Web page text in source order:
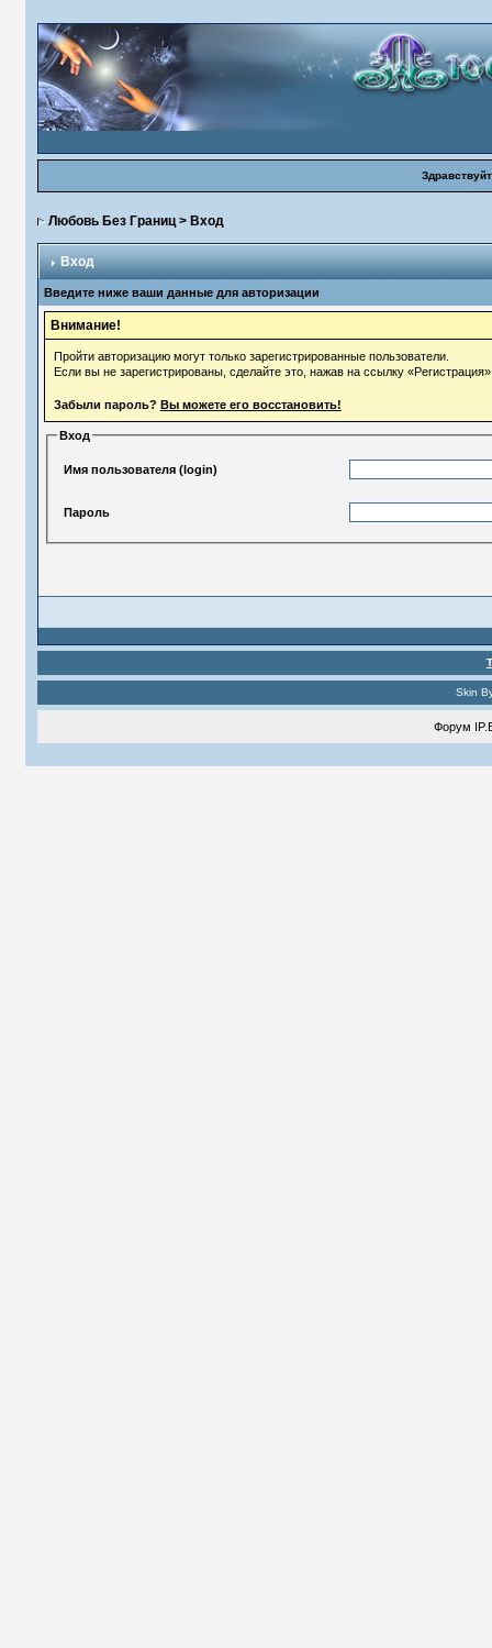
Любовь Без Границ> Вход
Вход
Введите ниже ваши данные для авторизации
Внимание!
Пройти авторизацию могут только зарегистрированные пользователи.
Если вы не зарегистрированы, сделайте это, нажав на ссылку
Забыли пароль? Вы можете его восстановить!
Вход
Имя пользователя (login)
Пароль
Skin
Форум